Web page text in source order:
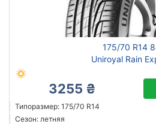
175/70 R14
Uniroyal Rain
3255 ₴
Типоразмер: 175/70 R14
Сезон: летняя